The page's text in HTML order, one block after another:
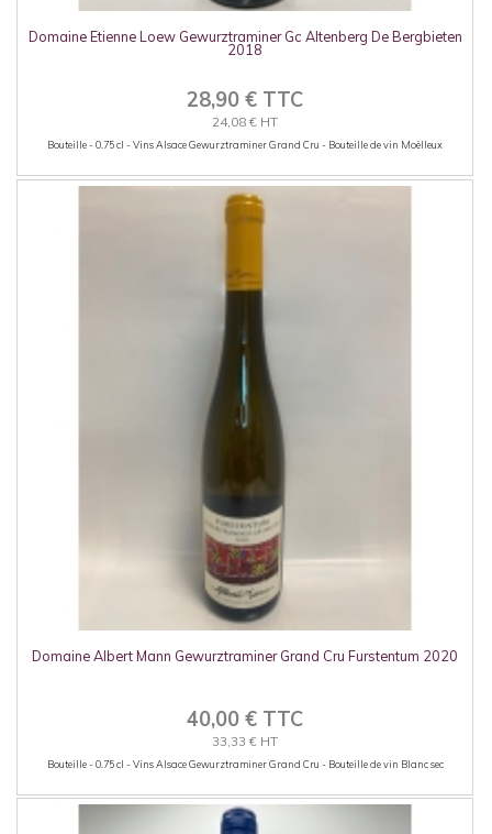
Domaine Etienne Loew Gewurztraminer Gc Altenberg De Bergbieten
2018
28,90 € TTC
24,08 € HT
Bouteille - 0.75 cl - Vins Alsace Gewurztraminer Grand Cru - Bouteille de vin Moëlleux
Domaine Albert Mann Gewurztraminer Grand Cru Furstentum 2020
40,00 € TTC
33,33 € HT
Bouteille - 0.75 cl - Vins Alsace Gewurztraminer Grand Cru - Bouteille de vin Blanc sec